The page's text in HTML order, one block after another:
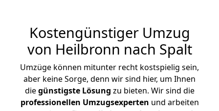
Kostengünstiger Umzug
von Heilbronn nach Spalt
Umzüge können mitunter recht kostspielig sein,
aber keine Sorge, denn wir sind hier, um Ihnen
diegünstigste Lösung zu bieten. Wir sind die
professionellen Umzugsexperten und arbeiten